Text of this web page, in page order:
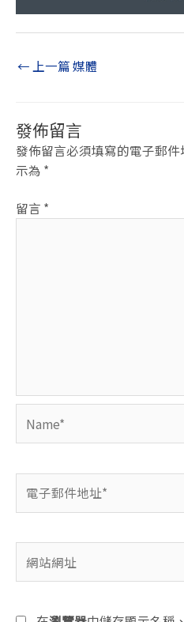
←上一篇 媒體
發佈留言
發佈留言必須填寫的電子郵件
示為 *
留言 *
件
地
址
站